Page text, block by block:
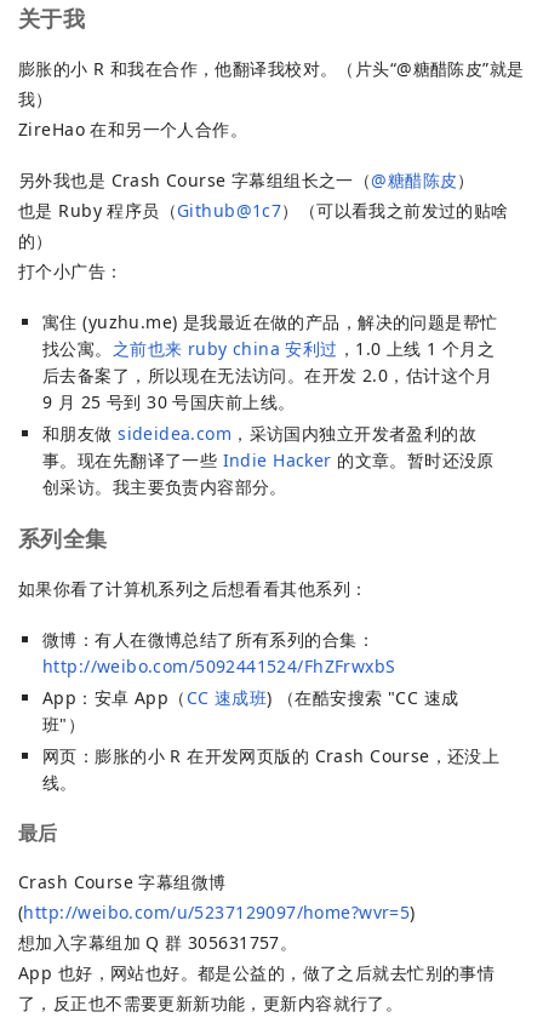
关于我
膨胀的小 R 和我在合作，他翻译我校对。（片头“@糖醋陈皮”就是
我）
ZireHao 在和另一个人合作。
另外我也是 Crash Course 字幕组组长之一（@糖醋陈皮）
也是 Ruby 程序员（Github@1c7）（可以看我之前发过的贴啥
的）
打个小广告：
寓住 (yuzhu.me) 是我最近在做的产品，解决的问题是帮忙
找公寓。 之前也来 ruby china 安利过 ，1.0 上线 1 个月之
后去备案了，所以现在无法访问。在开发 2.0，估计这个月
9 月 25 号到 30 号国庆前上线。
和朋友做sideidea.com ，采访国内独立开发者盈利的故
事。现在先翻译了一些 Indie Hacker 的文章。暂时还没原
创采访。我主要负责内容部分。
系列全集
如果你看了计算机系列之后想看看其他系列：
微博：有人在微博总结了所有系列的合集：
http://weibo.com/5092441524/FhZFrwxbS
App：安卓 App（ CC 速成班) （在酷安搜索 "CC 速成
班"）
网页：膨胀的小 R 在开发网页版的 Crash Course，还没上
线。
最后
Crash Course 字幕组微博
(http://weibo.com/u/5237129097/home?wvr=5)
想加入字幕组加 Q 群 305631757。
App 也好，网站也好。都是公益的，做了之后就去忙别的事情
了，反正也不需要更新新功能，更新内容就行了。